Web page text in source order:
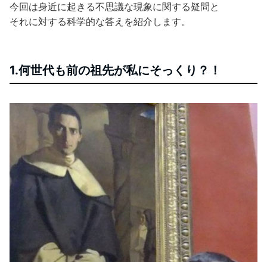
今回は身近に起きる不思議な現象に関する疑問と
それに対する科学的な答えを紹介します。
1.何世代も前の祖先が私にそっくり？！